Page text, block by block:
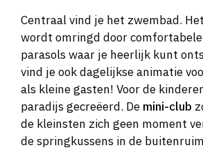
Centraal vind je het zwembad.
wordt omringd door
parasols waar je heerlijk kunt
vind je ook dagelijkse animatie
als kleine gasten! Voor de
paradijs gecreëerd. De mini-club
de kleinsten zich geen moment
de springkussens in de